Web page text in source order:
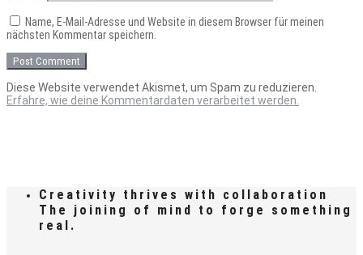
Name, E-Mail-Adresse und Website in diesem Browser für meinen
nächsten Kommentar speichern.
Diese Website verwendet Akismet, um Spam zu reduzieren.
Erfahre, wie deine Kommentardaten verarbeitet werden.
Creativity thrives with collaboration
The joining of mind to forge something
real.